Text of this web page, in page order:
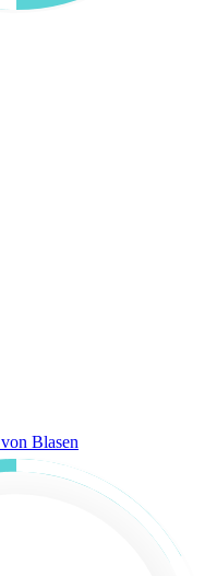
Blasen